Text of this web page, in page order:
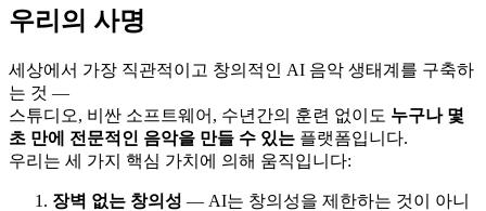
우리의 사명
세상에서 가장 직관적이고 창의적인 AI 음악 생태계를 구축하
는 것 —
스튜디오, 비싼 소프트웨어, 수년간의 훈련 없이도 누구나 몇
초 만에 전문적인 음악을 만들 수 있는 플랫폼입니다.
우리는 세 가지 핵심 가치에 의해 움직입니다:
장벽 없는 창의성 — AI는 창의성을 제한하는 것이 아니